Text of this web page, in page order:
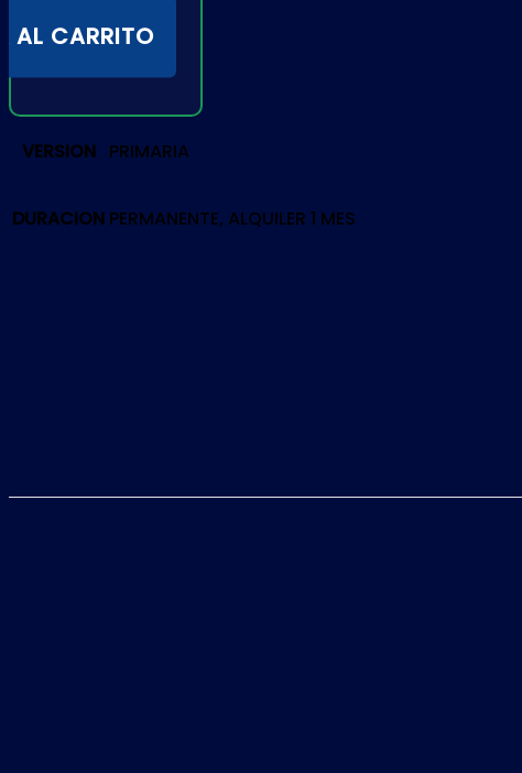
AL CARRITO
VERSION PRIMARIA
DURACION PERMANENTE, ALQUILER 1 MES